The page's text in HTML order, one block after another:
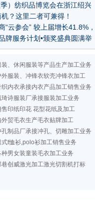
）纺织品博览会在浙江绍兴
？这里二者可兼得！
云参会” 较上届增长41.8%，
牌服务计划•颁奖盛典圆满举
装、休闲服装等产品生产加工业务
外服装、冲锋衣软壳冲锋衣加工
织内衣承接内衣产品加工销售业务
琦诗服装厂承接服装加工业务
售印纸印花 花型花纸及加工
外贸毛衣生产毛衣贴牌加工
孔制品厂承接冲孔、切雕加工业务
式t恤衫,polo衫加工销售业务
种男女装童装毛衣加工业务
巷创威激光加工激光切割机打标